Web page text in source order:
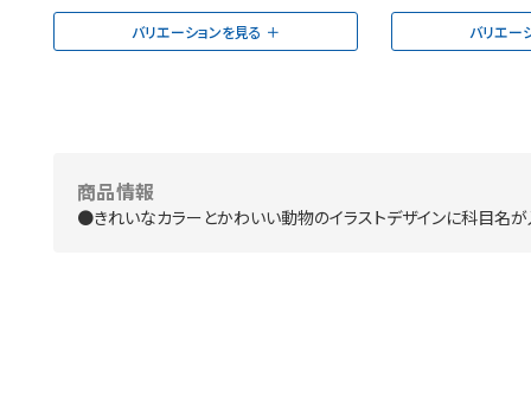
バリエーションを見る バリエー
商品情報
●きれいなカラーとかわいい動物のイラストデザインに科目名が